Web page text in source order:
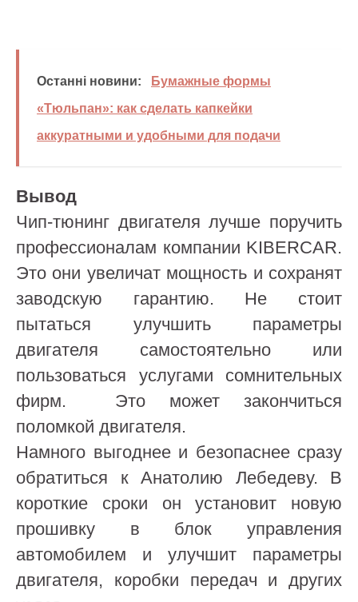
Останні новини:
Бумажные формы
«Тюльпан»: как сделать капкейки
аккуратными и удобными для подачи
Вывод
Чип-тюнинг двигателя лучше поручить
профессионалам компании KIBERCAR.
Это они увеличат мощность и сохранят
заводскую гарантию. Не стоит
пытаться улучшить параметры
двигателя самостоятельно или
пользоваться услугами сомнительных
фирм. Это может закончиться
поломкой двигателя.
Намного выгоднее и безопаснее сразу
обратиться к Анатолию Лебедеву. В
короткие сроки он установит новую
прошивку в блок управления
автомобилем и улучшит параметры
двигателя, коробки передач и других